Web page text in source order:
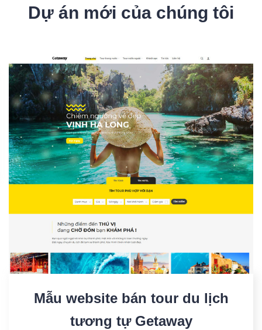
Dự án mới của chúng tôi
Mẫu website bán tour du lịch
tương tự Getaway